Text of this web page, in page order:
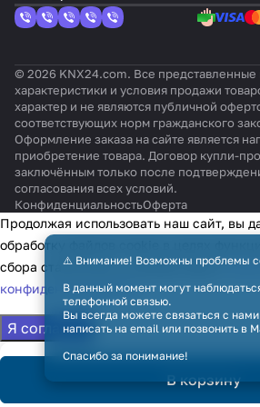
В корзину
© 2026 KNX24.com. Все представленные
характеристики и условия продажи
характер и не являются публичной
соответствующих норм гражданского
Оформление заказа на сайте является
приобретение товара. Договор купли-
заключённым только после
согласования всех условий.
КонфиденциальностьОферта
⚠️ Внимание! Возможны проблемы
В данный момент могут
телефонной связью.
Вы всегда можете связаться с
написать на email или позвонить в
Спасибо за понимание!
Продолжая использовать наш сайт, вы
обработку файлов cookie в целях
сбора статистики в соответствии с
конфиденциальности
Я согласен